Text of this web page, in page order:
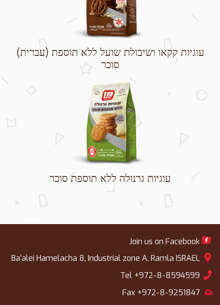
(עברית) עוגיות קקאו ושיבולת שועל ללא תוספת
סוכר
עוגיות גרנולה ללא תוספת סוכר
Join us on Facebook
Ba'alei Hamelacha 8, Industrial zone A, Ramla ISRAEL
Tel +972-8-8594599
Fax +972-8-9251847